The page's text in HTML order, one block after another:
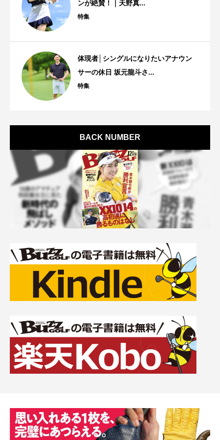
ンが絶賛！｜天野真...
特集
体現者│シングルになりたいアナウン
サーの休日 坂元龍斗さ...
特集
BACK NUMBER